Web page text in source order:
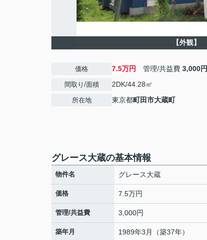
【外観】
価格 7.5万円 管理/共益費 3,000円
間取り/面積 2DK/44.28㎡
所在地 東京都町田市大蔵町
グレース大蔵の基本情報
物件名 グレース大蔵
価格 7.5万円
管理/共益費 3,000円
築年月 1989年3月（築37年）